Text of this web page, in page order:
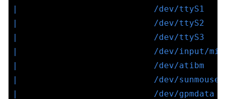
|                           /dev/ttyS1
|                           /dev/ttyS2
|                           /dev/ttyS3
|                           /dev/input/
|                           /dev/
|                           /dev/
|                           /dev/